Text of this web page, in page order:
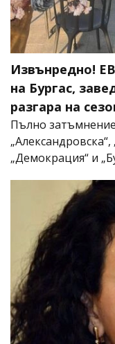
Извънредно!
на Бургас,
разгара на
Пълно
„Демокрация“ и